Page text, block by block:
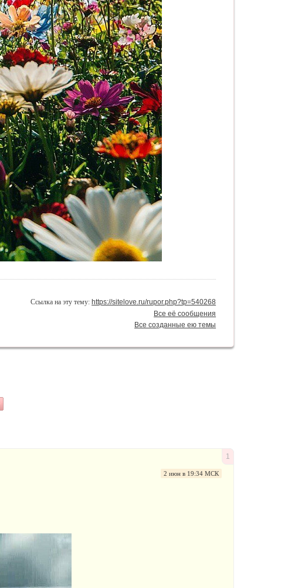
Ссылка на эту тему: https://sitelove.ru/rupor.php?tp=540268
Все её сообщения
Все созданные ею темы
1
2 июн в 19:34 МСК